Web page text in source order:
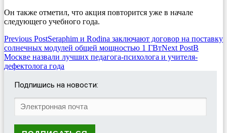
Он также отметил, что акция повторится уже в начале
следующего учебного года.
Post
navigation
Previous PostSeraphim и Rodina заключают договор на поставку
солнечных модулей общей мощностью 1 ГВтNext PostВ
Москве назвали лучших педагога-психолога и учителя-
дефектолога года
Подпишись на новости: